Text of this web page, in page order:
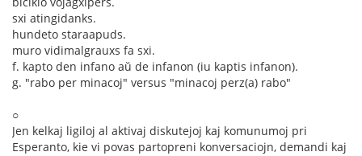
sxi atingidanks.
hundeto staraapuds.
muro vidimalgrauxs fa sxi.
f. kapto den infano aŭ de infanon (iu kaptis infanon).
g. "rabo per minacoj" versus "minacoj perz(a) rabo"
○
Jen kelkaj ligiloj al aktivaj diskutejoj kaj komunumoj pri
Esperanto, kie vi povas partopreni konversaciojn, demandi kaj